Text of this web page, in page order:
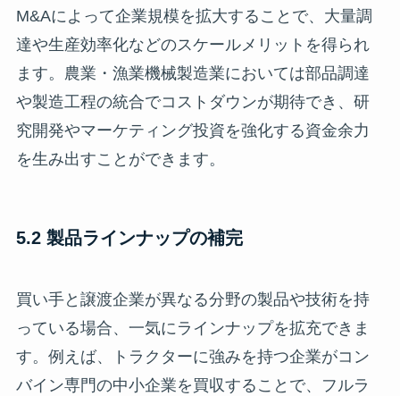
M&Aによって企業規模を拡大することで、大量調
達や生産効率化などのスケールメリットを得られ
ます。農業・漁業機械製造業においては部品調達
や製造工程の統合でコストダウンが期待でき、研
究開発やマーケティング投資を強化する資金余力
を生み出すことができます。
5.2 製品ラインナップの補完
買い手と譲渡企業が異なる分野の製品や技術を持
っている場合、一気にラインナップを拡充できま
す。例えば、トラクターに強みを持つ企業がコン
バイン専門の中小企業を買収することで、フルラ